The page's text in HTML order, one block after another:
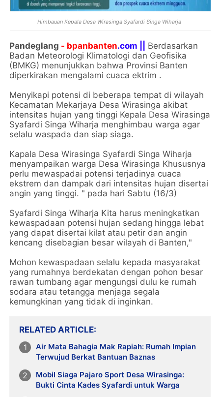
Himbauan Kepala Desa Wirasinga Syafardi Singa Wiharja
Pandeglang - bpanbanten.com ||
Berdasarkan
Badan Meteorologi Klimatologi dan Geofisika
(BMKG) menunjukkan bahwa Provinsi Banten
diperkirakan mengalami cuaca ektrim .
Menyikapi potensi di beberapa tempat di wilayah
Kecamatan Mekarjaya Desa Wirasinga akibat
intensitas hujan yang tinggi Kepala Desa Wirasinga
Syafardi Singa Wiharja menghimbau warga agar
selalu waspada dan siap siaga.
Kapala Desa Wirasinga Syafardi Singa Wiharja
menyampaikan warga Desa Wirasinga Khususnya
perlu mewaspadai potensi terjadinya cuaca
ekstrem dan dampak dari intensitas hujan disertai
angin yang tinggi. " pada hari Sabtu (16/3)
Syafardi Singa Wiharja Kita harus meningkatkan
kewaspadaan potensi hujan sedang hingga lebat
yang dapat disertai kilat atau petir dan angin
kencang disebagian besar wilayah di Banten,"
Mohon kewaspadaan selalu kepada masyarakat
yang rumahnya berdekatan dengan pohon besar
rawan tumbang agar mengungsi dulu ke rumah
sodara atau tetangga menjaga segala
kemungkinan yang tidak di inginkan.
RELATED ARTICLE
Air Mata Bahagia Mak Rapiah: Rumah Impian
Terwujud Berkat Bantuan Baznas
Mobil Siaga Pajaro Sport Desa Wirasinga:
Bukti Cinta Kades Syafardi untuk Warga